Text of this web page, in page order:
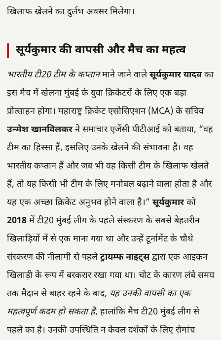
खिलाफ खेलने का दुर्लभ अवसर मिलेगा।
सूर्यकुमार की वापसी और मैच का महत्व
भारतीय टी20 टीम के कप्तानमाने जाने वालेसूर्यकुमार यादवका
इस मैच में खेलना मुंबई के युवा क्रिकेटरों के लिए एक बड़ा
प्रोत्साहन होगा। महाराष्ट्र क्रिकेट एसोसिएशन (MCA) के सचिव
उन्मेश खानविलकरने समाचार एजेंसी पीटीआई को बताया, “वह
टीम का हिस्सा हैं, इसलिए उनके खेलने की संभावना है। वह
भारतीय कप्तान हैं और जब भी वह किसी टीम के खिलाफ खेलते
हैं, तो यह किसी भी टीम के लिए मनोबल बढ़ाने वाला होता है और
यह एक अच्छा क्रिकेट अनुभव होने वाला है।” सूर्यकुमारको
2018 में टी20 मुंबई लीग के पहले संस्करण के सबसे बेहतरीन
खिलाड़ियों में से एक माना गया था और उन्हें टूर्नामेंट के चौथे
संस्करण की नीलामी से पहलेट्रायम्फ नाइट्सद्वारा एक आइकन
खिलाड़ी के रूप में बरकरार रखा गया था। चोट के कारण लंबे समय
तक मैदान से बाहर रहने के बाद, यह उनकी वापसी का एक
महत्वपूर्ण कदम हो सकता है, हालांकि मैच टी20 मुंबई लीग से
पहले का है। उनकी उपस्थिति न केवल दर्शकों के लिए रोमांच